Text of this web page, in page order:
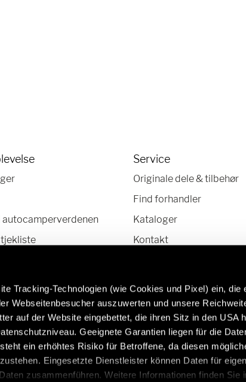
Tracking-Technologien (wie Cookies und Pixel) ein, die
Webseitenbesucher auszuwerten und unsere
auf der Website eingebettet, die ihren Sitz in den USA
Geeignete Garantien liegen für die
ein erhöhtes Risiko für Betroffene, da diesen
Eingesetzte Dienstleister können Daten für
zusammenführen. Weitere Informationen finden Sie
autocamperverdenen
Service
Originale dele & tilbehør
Find forhandler
Kataloger
Kontakt
at vide om originale dele og
fra Hymer:
service/originaledele-og-tilbehor
Campingvogne
https://